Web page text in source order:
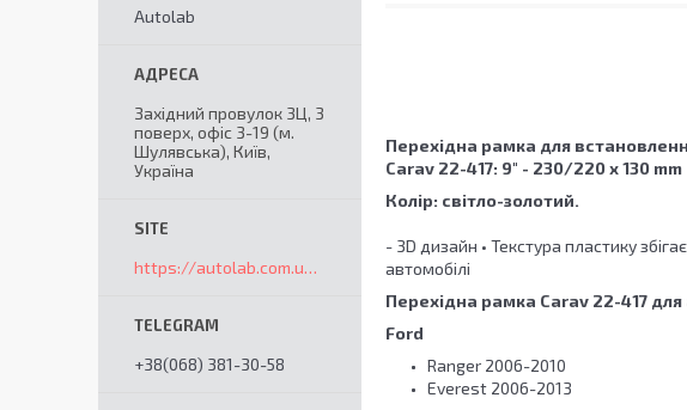
Перехідна рамка для
Carav 22-417: 9" - 230/220 x 130 mm
Колір: світло-золотий.
- 3D дизайн • Текстура пластику
автомобілі
Перехідна рамка Carav 22-417 для
Ford
Ranger 2006-2010
Everest 2006-2013
Autolab
Західний провулок 3Ц, 3
поверх, офіс 3-19 (м.
Шулявська), Київ,
Україна
https://autolab.com.ua/ua/
+38(068) 381-30-58